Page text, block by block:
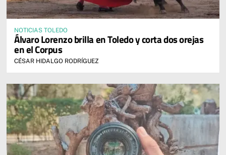
NOTICIAS TOLEDO
Álvaro Lorenzo brilla en Toledo y corta dos orejas
en el Corpus
CÉSAR HIDALGO RODRÍGUEZ